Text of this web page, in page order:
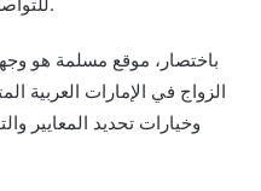
باختصار، موقع مسلمة هو
الزواج في الإمارات العربية
وخيارات تحديد المعايير